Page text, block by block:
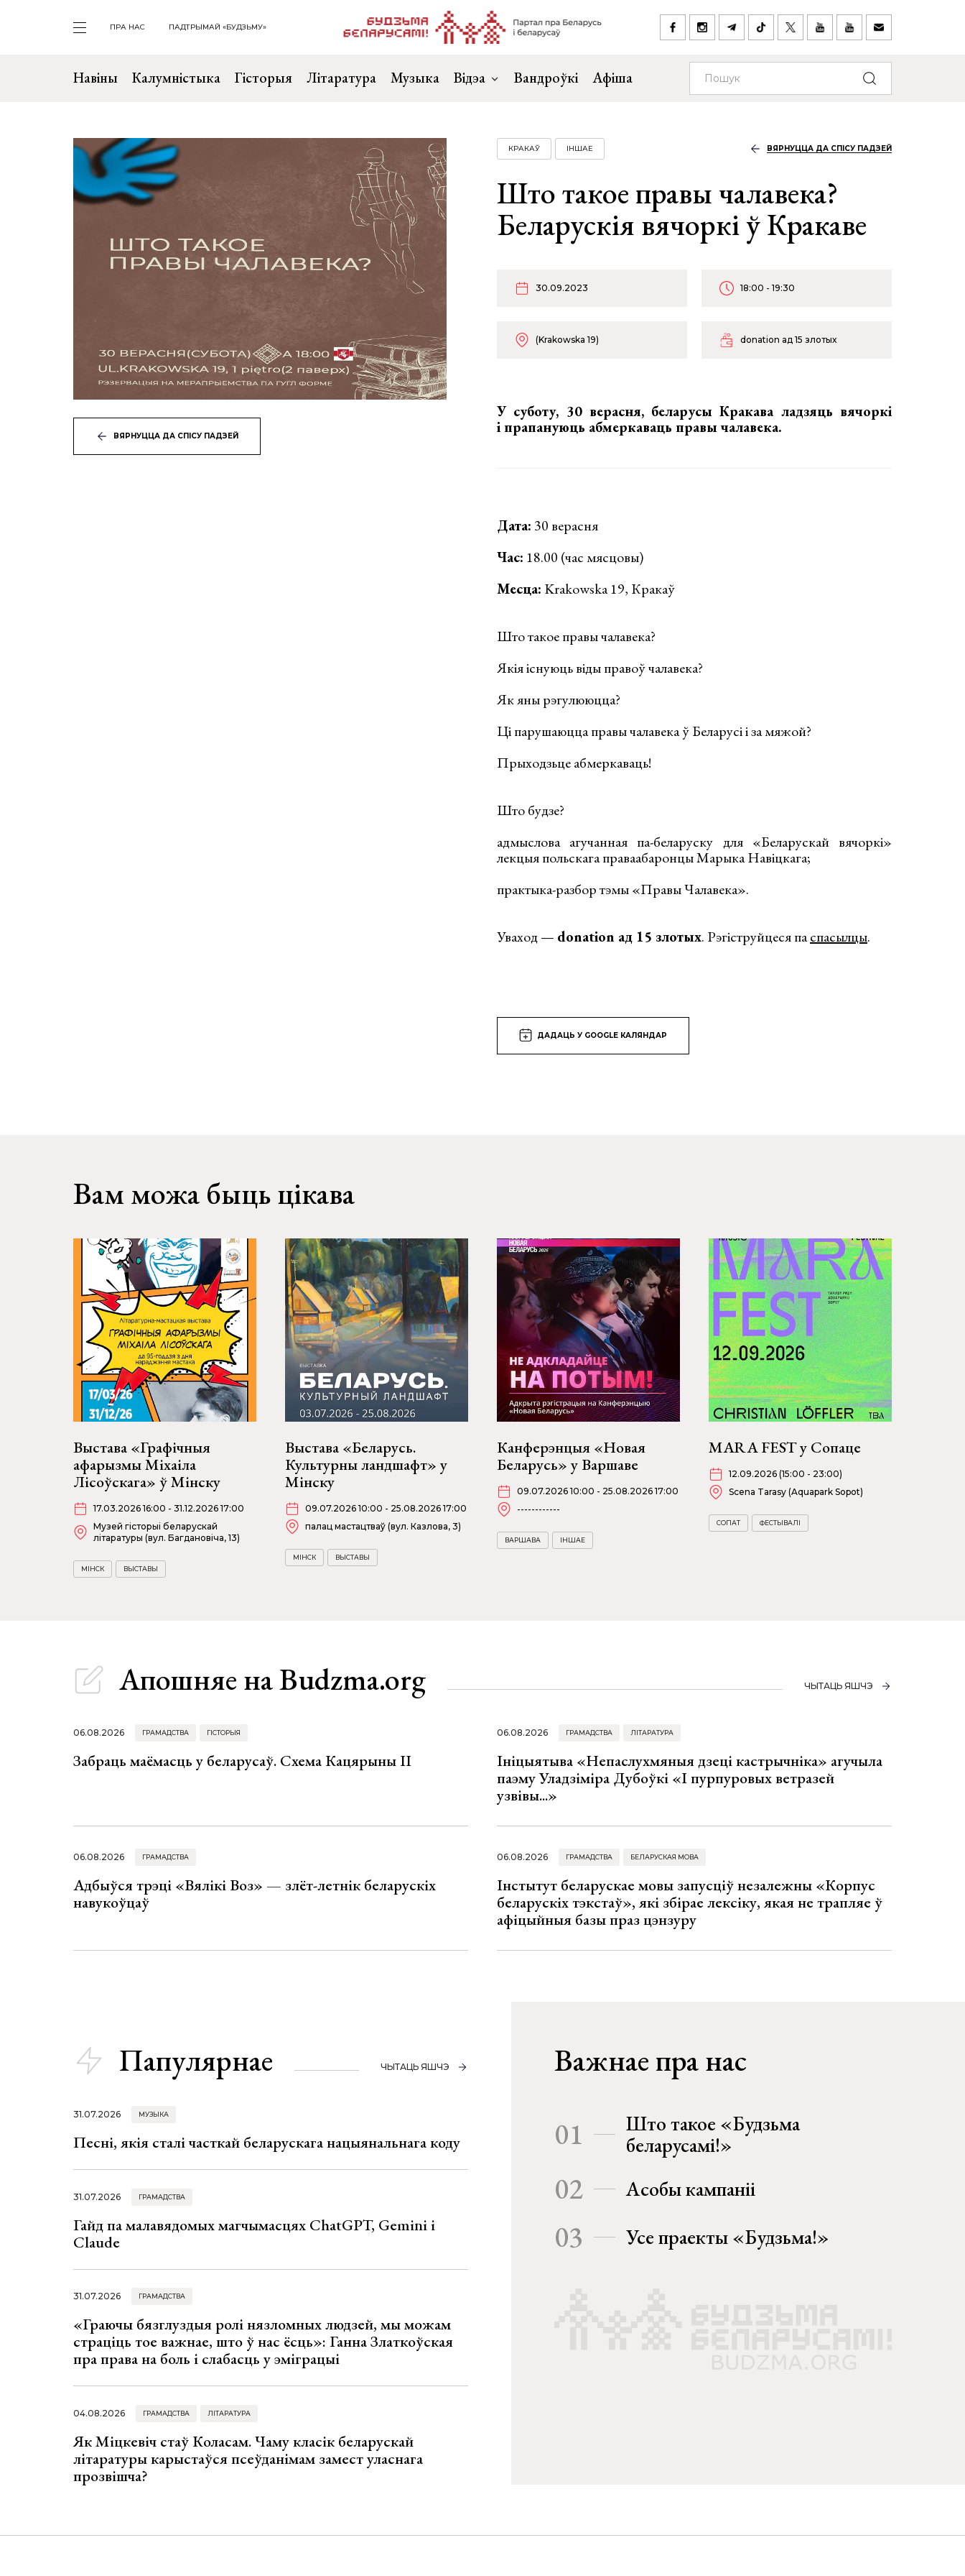
ПРА НАС ПАДТРЫМАЙ «БУДЗЬМУ»
Навіны Калумністыка Гісторыя Літаратура Музыка Відэа Вандроўкі Афіша
ВЯРНУЦЦА ДА СПІСУ ПАДЗЕЙ
КРАКАЎ ІНШАЕ ВЯРНУЦЦА ДА СПІСУ ПАДЗЕЙ
Што такое правы чалавека?
Беларускія вячоркі ў Кракаве
30.09.2023 18:00 - 19:30
(Krakowska 19) donation ад 15 злотых
У суботу, 30 верасня, беларусы Кракава ладзяць вячоркі
і прапануюць абмеркаваць правы чалавека.
Дата: 30 верасня
Час: 18.00 (час мясцовы)
Месца: Krakowska 19, Кракаў
Што такое правы чалавека?
Якія існуюць віды правоў чалавека?
Як яны рэгулююцца?
Ці парушаюцца правы чалавека ў Беларусі і за мяжой?
Прыходзьце абмеркаваць!
Што будзе?
адмыслова агучанная па-беларуску для «Беларускай вячоркі»
лекцыя польскага праваабаронцы Марыка Навіцкага;
практыка-разбор тэмы «Правы Чалавека».
Уваход — donation ад 15 злотых. Рэгіструйцеся паспасылцы.
ДАДАЦЬ У GOOGLE КАЛЯНДАР
Вам можа быць цікава
Выстава «Графічныя
афарызмы Міхаіла
Лісоўскага» ў Мінску
17.03.2026 16:00 - 31.12.2026 17:00
Музей гісторыі беларускай
літаратуры (вул. Багдановіча, 13)
МІНСК ВЫСТАВЫ
Выстава «Беларусь.
Культурны ландшафт» у
Мінску
09.07.2026 10:00 - 25.08.2026 17:00
палац мастацтваў (вул. Казлова, 3)
МІНСК ВЫСТАВЫ
Канферэнцыя «Новая
Беларусь» у Варшаве
09.07.2026 10:00 - 25.08.2026 17:00
------------
ВАРШАВА ІНШАЕ
MARA FEST у Сопаце
12.09.2026 (15:00 - 23:00)
Scena Tarasy (Aquapark Sopot)
СОПАТ ФЕСТЫВАЛІ
Апошняе на Budzma.org ЧЫТАЦЬ ЯШЧЭ
06.08.2026 ГРАМАДСТВА ГІСТОРЫЯ
Забраць маёмасць у беларусаў. Схема Кацярыны ІІ
06.08.2026 ГРАМАДСТВА ЛІТАРАТУРА
Ініцыятыва «Непаслухмяныя дзеці кастрычніка» агучыла
паэму Уладзіміра Дубоўкі «І пурпуровых ветразей
узвівы...»
06.08.2026 ГРАМАДСТВА
Адбыўся трэці «Вялікі Воз» — злёт-летнік беларускіх
навукоўцаў
06.08.2026 ГРАМАДСТВА БЕЛАРУСКАЯ МОВА
Інстытут беларускае мовы запусціў незалежны «Корпус
беларускіх тэкстаў», які збірае лексіку, якая не трапляе ў
афіцыйныя базы праз цэнзуру
Папулярнае ЧЫТАЦЬ ЯШЧЭ
31.07.2026 МУЗЫКА
Песні, якія сталі часткай беларускага нацыянальнага коду
31.07.2026 ГРАМАДСТВА
Гайд па малавядомых магчымасцях ChatGPT, Gemini і
Claude
31.07.2026 ГРАМАДСТВА
«Граючы бязглуздыя ролі нязломных людзей, мы можам
страціць тое важнае, што ў нас ёсць»: Ганна Златкоўская
пра права на боль і слабасць у эміграцыі
04.08.2026 ГРАМАДСТВА ЛІТАРАТУРА
Як Міцкевіч стаў Коласам. Чаму класік беларускай
літаратуры карыстаўся псеўданімам замест уласнага
прозвішча?
Важнае пра нас
01
Што такое «Будзьма
беларусамі!»
02 Асобы кампаніі
03 Усе праекты «Будзьма!»